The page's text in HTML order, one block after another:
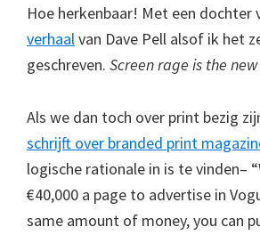
Hoe herkenbaar! Met een dochter
verhaalvan Dave Pell alsof ik het
geschreven. Screen rage is the
Als we dan toch over print bezig
schrijft over branded print
logische rationale in is te vinden–
€40,000 a page to advertise in
same amount of money, you can